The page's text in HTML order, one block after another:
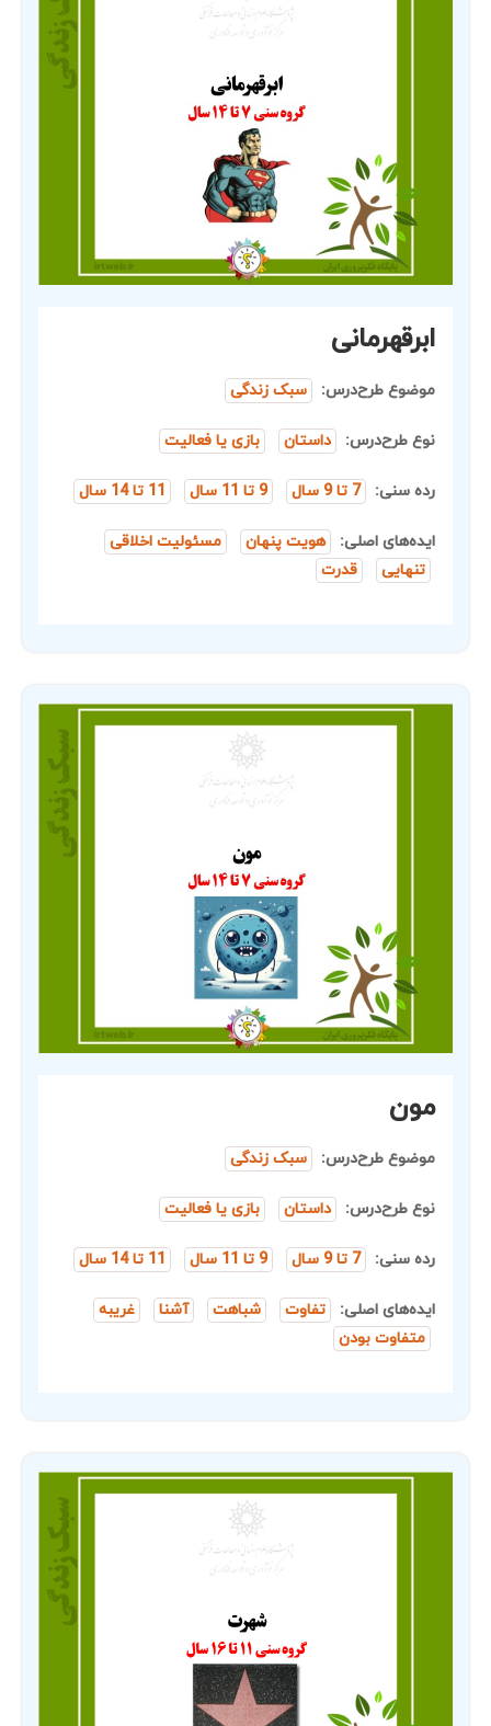
ابرقهرمانی
موضوع طرح‌درس: سبک زندگی
نوع طرح‌درس: داستان بازی یا فعالیت
رده سنی: 7 تا 9 سال 9 تا 11 سال 11 تا 14 سال
ایده‌های اصلی: هویت پنهان
مسئولیت اخلاقی
تنهایی
قدرت
مون
موضوع طرح‌درس: سبک زندگی
نوع طرح‌درس: داستان بازی یا فعالیت
رده سنی: 7 تا 9 سال 9 تا 11 سال 11 تا 14 سال
ایده‌های اصلی: تفاوت شباهت آشنا
غریبه
متفاوت بودن